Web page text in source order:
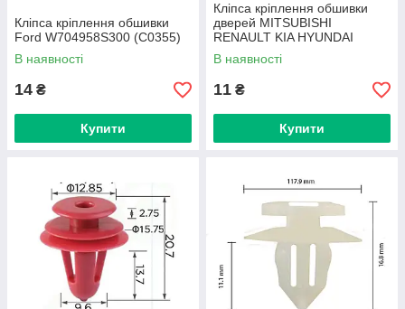
Кліпса кріплення обшивки
Ford W704958S300 (C0355)
В наявності
14 ₴
Купити
Кліпса кріплення обшивки
дверей MITSUBISHI
RENAULT KIA HYUNDAI
DACIA CHRYSLER (OEM
MB567499 MB696120)
В наявності
11 ₴
Купити